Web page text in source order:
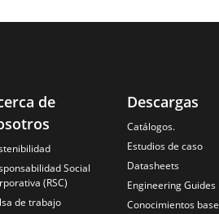
de
Social
(RSC)
de trabajo
Descargas
Catálogos.
Estudios de caso
Datasheets
Engineering Guides
Conocimientos base